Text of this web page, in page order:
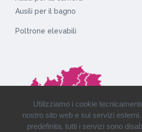
Ausili per il bagno
Poltrone elevabili
Utilizziamo i cookie
nostro sito web e sui servizi
predefinita, tutti i servizi sono